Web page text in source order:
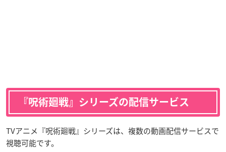
『呪術廻戦』シリーズの配信サービス
TVアニメ『呪術廻戦』シリーズは、複数の動画配信サービスで
視聴可能です。